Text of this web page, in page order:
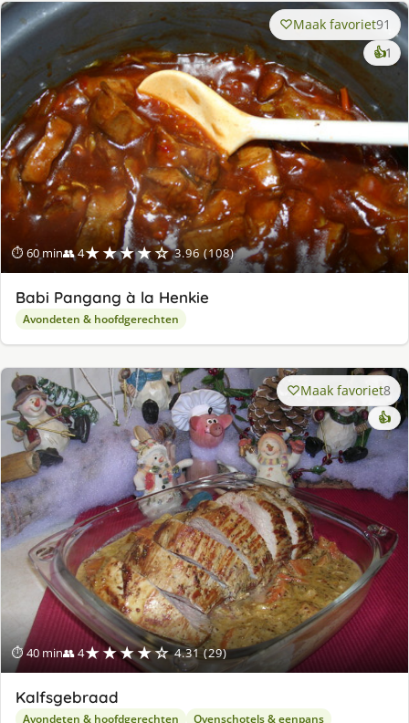
⏱ 60 min👥 4★★★★☆ 3.96 (108)
Maak favoriet91
👍1
Babi Pangang à la Henkie
Avondeten & hoofdgerechten
⏱ 40 min👥 4★★★★☆ 4.31 (29)
Maak favoriet8
👍
Kalfsgebraad
Avondeten & hoofdgerechten Ovenschotels & eenpans